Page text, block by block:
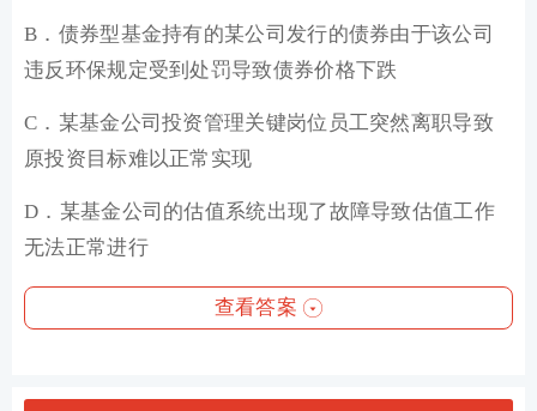
B．债券型基金持有的某公司发行的债券由于该公司
违反环保规定受到处罚导致债券价格下跌
C．某基金公司投资管理关键岗位员工突然离职导致
原投资目标难以正常实现
D．某基金公司的估值系统出现了故障导致估值工作
无法正常进行
查看答案